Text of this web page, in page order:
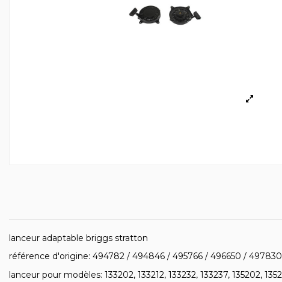
lanceur adaptable briggs stratton
référence d'origine: 494782 / 494846 / 495766 / 496650 / 497830
lanceur pour modèles: 133202, 133212, 133232, 133237, 135202,